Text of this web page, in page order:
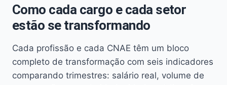
Como cada cargo e cada setor
estão se transformando
Cada profissão e cada CNAE têm um bloco
completo de transformação com seis indicadores
comparando trimestres: salário real, volume de